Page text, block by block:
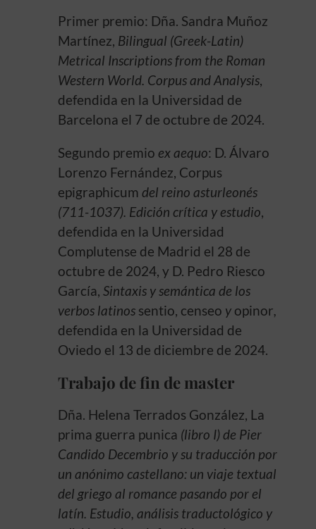
Primer premio: Dña. Sandra Muñoz
Martínez, Bilingual (Greek-Latin)
Metrical Inscriptions from the Roman
Western World. Corpus and Analysis
defendida en la Universidad de
Barcelona el 7 de octubre de 2024.
Segundo premio ex aequo: D. Álvaro
Lorenzo Fernández, Corpus
epigraphicumdel reino asturleonés
(711-1037). Edición crítica y estudio,
defendida en la Universidad
Complutense de Madrid el 28 de
octubre de 2024, y D. Pedro Riesco
García,Sintaxis y semántica de los
verbos latinos sentio, censeo y opinor,
defendida en la Universidad de
Oviedo el 13 de diciembre de 2024.
Trabajo de fin de master
Dña. Helena Terrados González, La
prima guerra punica (libro I) de Pier
Candido Decembrio y su traducción por
un anónimo castellano: un viaje textual
del griego al romance pasando por el
latín. Estudio, análisis traductológico y